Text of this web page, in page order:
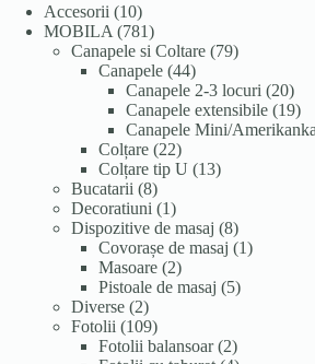
Accesorii 1010
produse
MOBILA 781781
de
produse
Canapele si Coltare 7979
produse
Canapele 4444
de
produse
Canapele 2-3 locuri 2020
de
Canapele extensibile 1919
Canapele Mini/Amerikanka
Colțare 2222
de
Colțare tip U 1313
Bucatarii 88
produse
Decoratiuni 11
produs
Dispozitive de masaj 88
produse
Covorașe de masaj 11
Masoare 22
produse
Pistoale de masaj 55
Diverse 22
produse
Fotolii 109109
produse
Fotolii balansoar 22